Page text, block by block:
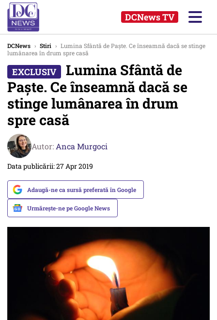
DCNews TV
DCNews › Stiri › Lumina Sfântă de Paște. Ce înseamnă dacă se stinge
lumânarea în drum spre casă
Lumina Sfântă de
Paște. Ce înseamnă dacă se
stinge lumânarea în drum
spre casă
Autor: Anca Murgoci
Data publicării: 27 Apr 2019
Adaugă-ne ca sursă preferată în Google
Urmărește-ne pe Google News